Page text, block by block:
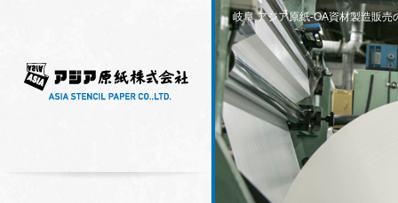
岐阜 アジア原紙-OA資材製造販